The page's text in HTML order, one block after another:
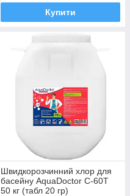
Купити
Швидкорозчинний хлор для
басейну AquaDoctor C-60T
50 кг (табл 20 гр)